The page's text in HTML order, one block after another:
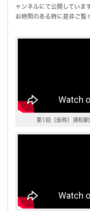
ャンネルにて公開しています
お時間のある時に是非ご覧
第1回（仮称）浦和